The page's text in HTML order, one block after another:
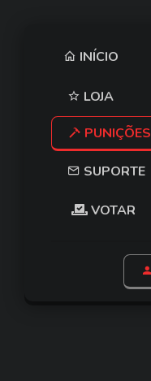
INÍCIO
LOJA
PUNIÇÕES
SUPORTE
VOTAR